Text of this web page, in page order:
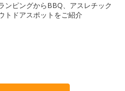
ンピングからBBQ、アスレチック
トドアスポットをご紹介